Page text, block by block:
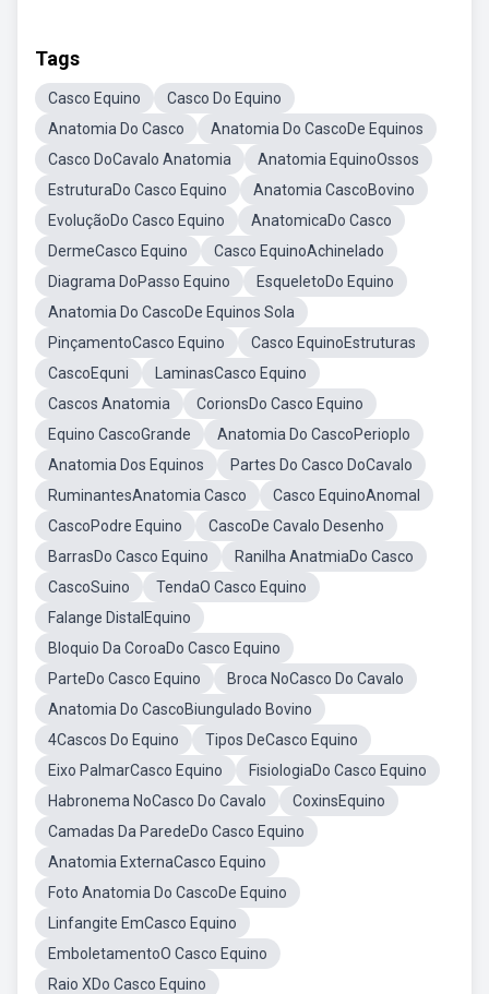
Tags
Casco Equino
Casco Do Equino
Anatomia Do Casco
Anatomia Do CascoDe Equinos
Casco DoCavalo Anatomia
Anatomia EquinoOssos
EstruturaDo Casco Equino
Anatomia CascoBovino
EvoluçãoDo Casco Equino
AnatomicaDo Casco
DermeCasco Equino
Casco EquinoAchinelado
Diagrama DoPasso Equino
EsqueletoDo Equino
Anatomia Do CascoDe Equinos Sola
PinçamentoCasco Equino
Casco EquinoEstruturas
CascoEquni
LaminasCasco Equino
Cascos Anatomia
CorionsDo Casco Equino
Equino CascoGrande
Anatomia Do CascoPerioplo
Anatomia Dos Equinos
Partes Do Casco DoCavalo
RuminantesAnatomia Casco
Casco EquinoAnomal
CascoPodre Equino
CascoDe Cavalo Desenho
BarrasDo Casco Equino
Ranilha AnatmiaDo Casco
CascoSuino
TendaO Casco Equino
Falange DistalEquino
Bloquio Da CoroaDo Casco Equino
ParteDo Casco Equino
Broca NoCasco Do Cavalo
Anatomia Do CascoBiungulado Bovino
4Cascos Do Equino
Tipos DeCasco Equino
Eixo PalmarCasco Equino
FisiologiaDo Casco Equino
Habronema NoCasco Do Cavalo
CoxinsEquino
Camadas Da ParedeDo Casco Equino
Anatomia ExternaCasco Equino
Foto Anatomia Do CascoDe Equino
Linfangite EmCasco Equino
EmboletamentoO Casco Equino
Raio XDo Casco Equino